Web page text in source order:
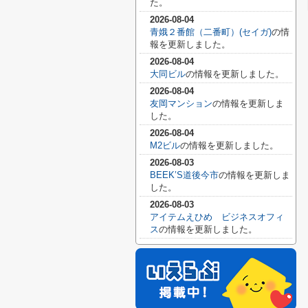
た。
2026-08-04
青娥２番館（二番町）(セイガ)の情
報を更新しました。
2026-08-04
大同ビルの情報を更新しました。
2026-08-04
友岡マンションの情報を更新しま
した。
2026-08-04
M2ビルの情報を更新しました。
2026-08-03
BEEK’S道後今市の情報を更新しま
した。
2026-08-03
アイテムえひめ ビジネスオフィ
スの情報を更新しました。